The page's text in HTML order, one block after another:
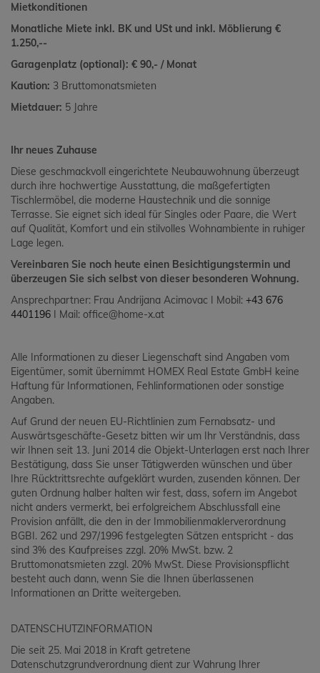
Mietkonditionen
Monatliche Miete inkl. BK und USt und inkl. Möblierung €
1.250,--
Garagenplatz (optional): € 90,- / Monat
Kaution: 3 Bruttomonatsmieten
Mietdauer: 5 Jahre
Ihr neues Zuhause
Diese geschmackvoll eingerichtete Neubauwohnung überzeugt
durch ihre hochwertige Ausstattung, die maßgefertigten
Tischlermöbel, die moderne Haustechnik und die sonnige
Terrasse. Sie eignet sich ideal für Singles oder Paare, die Wert
auf Qualität, Komfort und ein stilvolles Wohnambiente in ruhiger
Lage legen.
Vereinbaren Sie noch heute einen Besichtigungstermin und
überzeugen Sie sich selbst von dieser besonderen Wohnung.
Ansprechpartner: Frau Andrijana Acimovac I Mobil: +43 676
4401196 I Mail: office@home-x.at
Alle Informationen zu dieser Liegenschaft sind Angaben vom
Eigentümer, somit übernimmt HOMEX Real Estate GmbH keine
Haftung für Informationen, Fehlinformationen oder sonstige
Angaben.
Auf Grund der neuen EU-Richtlinien zum Fernabsatz- und
Auswärtsgeschäfte-Gesetz bitten wir um Ihr Verständnis, dass
wir Ihnen seit 13. Juni 2014 die Objekt-Unterlagen erst nach Ihrer
Bestätigung, dass Sie unser Tätigwerden wünschen und über
Ihre Rücktrittsrechte aufgeklärt wurden, zusenden können. Der
guten Ordnung halber halten wir fest, dass, sofern im Angebot
nicht anders vermerkt, bei erfolgreichem Abschlussfall eine
Provision anfällt, die den in der Immobilienmaklerverordnung
BGBI. 262 und 297/1996 festgelegten Sätzen entspricht - das
sind 3% des Kaufpreises zzgl. 20% MwSt. bzw. 2
Bruttomonatsmieten zzgl. 20% MwSt. Diese Provisionspflicht
besteht auch dann, wenn Sie die Ihnen überlassenen
Informationen an Dritte weitergeben.
DATENSCHUTZINFORMATION
Die seit 25. Mai 2018 in Kraft getretene
Datenschutzgrundverordnung dient zur Wahrung Ihrer